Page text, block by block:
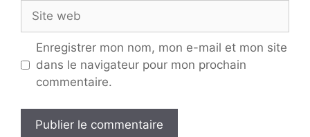
Site
web
Enregistrer mon nom, mon e-mail et mon site
dans le navigateur pour mon prochain
commentaire.